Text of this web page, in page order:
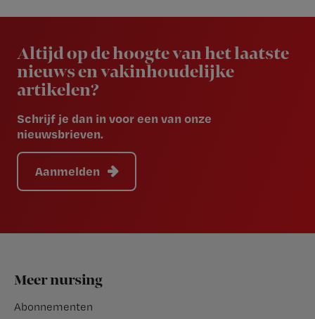
Altijd op de hoogte van het laatste
nieuws en vakinhoudelijke
artikelen?
Schrijf je dan in voor een van onze
nieuwsbrieven.
Aanmelden
Footer
Meer nursing
Abonnementen